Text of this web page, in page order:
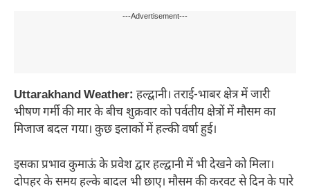
---Advertisement---
Uttarakhand Weather: हल्द्वानी। तराई-भाबर क्षेत्र में जारी
भीषण गर्मी की मार के बीच शुक्रवार को पर्वतीय क्षेत्रों में मौसम का
मिजाज बदल गया। कुछ इलाकों में हल्की वर्षा हुई।
इसका प्रभाव कुमाऊं के प्रवेश द्वार हल्द्वानी में भी देखने को मिला।
दोपहर के समय हल्के बादल भी छाए। मौसम की करवट से दिन के पारे